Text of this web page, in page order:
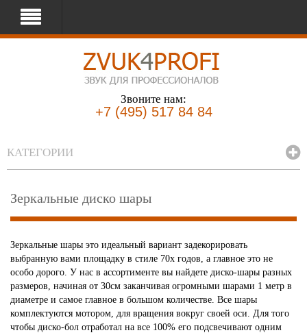
Звоните нам:
+7 (495) 517 84 84
КАТЕГОРИИ
Зеркальные диско шары
Зеркальные шары это идеальный вариант задекорировать
выбранную вами площадку в стиле 70х годов, а главное это не
особо дорого. У нас в ассортименте вы найдете диско-шары разных
размеров, начиная от 30см заканчивая огромными шарами 1 метр в
диаметре и самое главное в большом количестве. Все шары
комплектуются мотором, для вращения вокруг своей оси. Для того
чтобы диско-бол отработал на все 100% его подсвечивают одним